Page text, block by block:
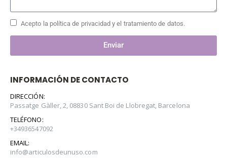
Acepto la política de privacidad y el tratamiento de datos.
Enviar
INFORMACIÓN DE CONTACTO
DIRECCIÓN:
Passatge Gàller, 2, 08830 Sant Boi de Llobregat, Barcelona
TELÉFONO:
+34936547092
EMAIL:
info@articulosdeunuso.com